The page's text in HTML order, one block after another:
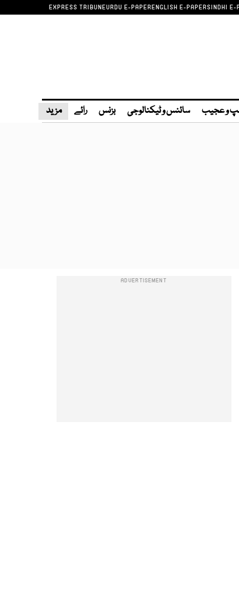
EXPRESS TRIBUNEURDU E-PAPERENGLISH E-PAPERSINDHI E-
و عجیب سائنس و ٹیکنالوجی بزنس رائے مزید